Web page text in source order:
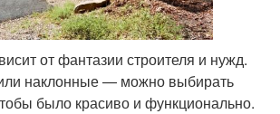
от фантазии строителя и нужд.
наклонные — можно выбирать
было красиво и функционально.